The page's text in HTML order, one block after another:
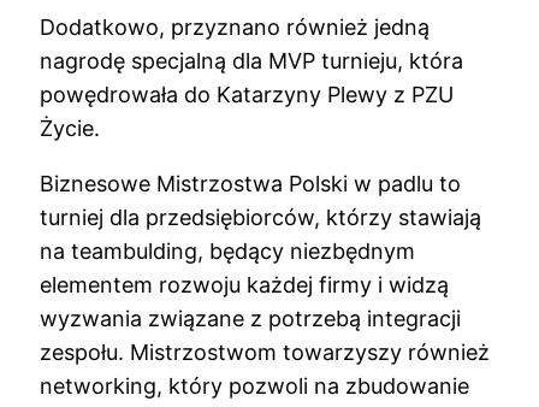
Dodatkowo, przyznano również jedną
nagrodę specjalną dla MVP turnieju, która
powędrowała do Katarzyny Plewy z PZU
Życie.
Biznesowe Mistrzostwa Polski w padlu to
turniej dla przedsiębiorców, którzy stawiają
na teambulding, będący niezbędnym
elementem rozwoju każdej firmy i widzą
wyzwania związane z potrzebą integracji
zespołu. Mistrzostwom towarzyszy również
networking, który pozwoli na zbudowanie